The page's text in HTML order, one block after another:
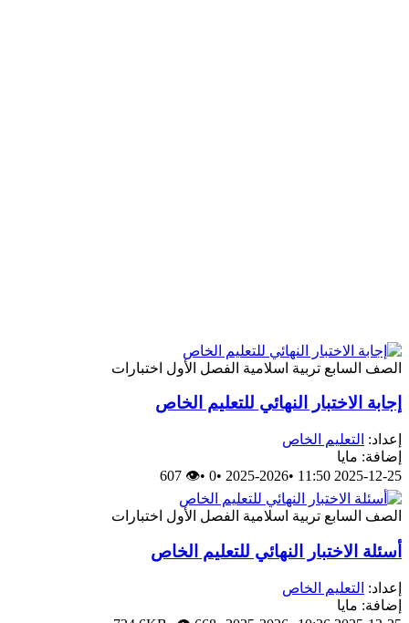
الصف السابع تربية اسلامية الفصل الأول اختبارات
إجابة الاختبار النهائي للتعليم الخاص
إعداد: التعليم الخاص
إضافة: مايا
2025-12-25 11:50
•
2025-2026
•
0
•
👁 607
الصف السابع تربية اسلامية الفصل الأول اختبارات
أسئلة الاختبار النهائي للتعليم الخاص
إعداد: التعليم الخاص
إضافة: مايا